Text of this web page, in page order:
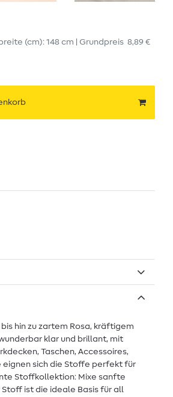
(cm): 148 cm | Grundpreis 8,89 €
hin zu zartem Rosa, kräftigem
klar und brillant, mit
Taschen, Accessoires,
eignen sich die Stoffe perfekt für
Stoffkollektion: Mixe sanfte
ist die ideale Basis für all